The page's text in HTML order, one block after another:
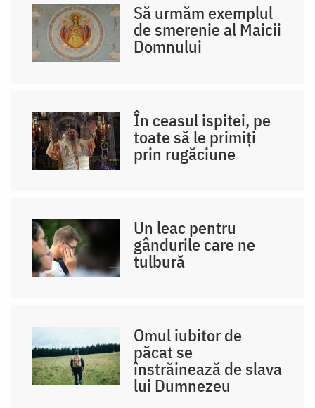
Să urmăm exemplul
de smerenie al Maicii
Domnului
În ceasul ispitei, pe
toate să le primiți
prin rugăciune
Un leac pentru
gândurile care ne
tulbură
Omul iubitor de
păcat se
înstrăinează de slava
lui Dumnezeu